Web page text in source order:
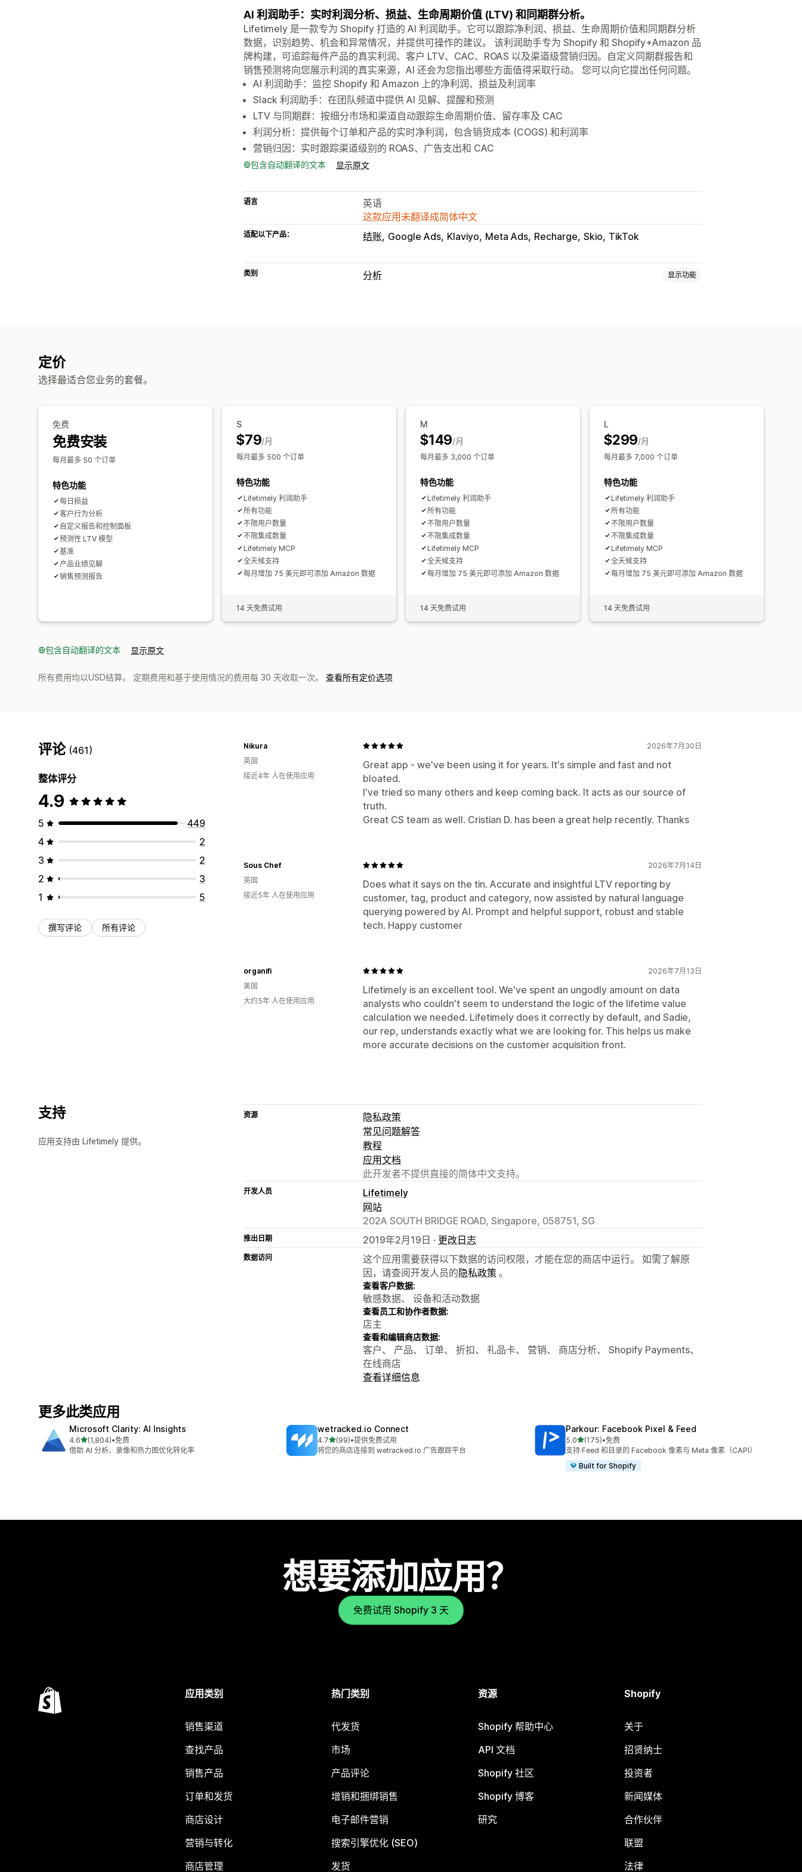
AI 利润助手：实时利润分析、损益、生命周期价值 (LTV) 和同期群分析。
Lifetimely 是一款专为 Shopify 打造的 AI 利润助手。它可以跟踪净利润、损益、生命周期价值和同期群分析
数据，识别趋势、机会和异常情况，并提供可操作的建议。 该利润助手专为 Shopify 和 Shopify+Amazon 品
牌构建，可追踪每件产品的真实利润、客户 LTV、CAC、ROAS 以及渠道级营销归因。自定义同期群报告和
销售预测将向您展示利润的真实来源，AI 还会为您指出哪些方面值得采取行动。 您可以向它提出任何问题。
AI 利润助手：监控 Shopify 和 Amazon 上的净利润、损益及利润率
Slack 利润助手：在团队频道中提供 AI 见解、提醒和预测
LTV 与同期群：按细分市场和渠道自动跟踪生命周期价值、留存率及 CAC
利润分析：提供每个订单和产品的实时净利润，包含销货成本 (COGS) 和利润率
营销归因：实时跟踪渠道级别的 ROAS、广告支出和 CAC
包含自动翻译的文本 显示原文
语言
英语
这款应用未翻译成简体中文
适配以下产品： 结账 Google Ads Klaviyo Meta Ads Recharge Skio TikTok
类别 分析 显示功能
自定义控制面板 自定义报告
预测 报告安排
定价
选择最适合您业务的套餐。
免费
免费安装
每月最多 50 个订单
特色功能
每日损益
客户行为分析
自定义报告和控制面板
预测性 LTV 模型
基准
产品业绩见解
销售预测报告
S
$79/月
每月最多 500 个订单
特色功能
Lifetimely 利润助手
所有功能
不限用户数量
不限集成数量
Lifetimely MCP
全天候支持
每月增加 75 美元即可添加 Amazon 数据
14 天免费试用
M
$149/月
每月最多 3,000 个订单
特色功能
Lifetimely 利润助手
所有功能
不限用户数量
不限集成数量
Lifetimely MCP
全天候支持
每月增加 75 美元即可添加 Amazon 数据
14 天免费试用
L
$299/月
每月最多 7,000 个订单
特色功能
Lifetimely 利润助手
所有功能
不限用户数量
不限集成数量
Lifetimely MCP
全天候支持
每月增加 75 美元即可添加 Amazon 数据
14 天免费试用
包含自动翻译的文本 显示原文
所有费用均以USD结算。 定期费用和基于使用情况的费用每 30 天收取一次。 查看所有定价选项
评论 (461)
整体评分
4.9
5
449
4
2
3
2
2
3
1
5
撰写评论 所有评论
2026年7月30日
Great app - we've been using it for years. It's simple and fast and not
bloated.
I've tried so many others and keep coming back. It acts as our source of
truth.
Great CS team as well. Cristian D. has been a great help recently. Thanks
Nikura
英国
接近4年 人在使用应用
2026年7月14日
Does what it says on the tin. Accurate and insightful LTV reporting by
customer, tag, product and category, now assisted by natural language
querying powered by AI. Prompt and helpful support, robust and stable
tech. Happy customer
Sous Chef
英国
接近5年 人在使用应用
2026年7月13日
Lifetimely is an excellent tool. We've spent an ungodly amount on data
analysts who couldn't seem to understand the logic of the lifetime value
calculation we needed. Lifetimely does it correctly by default, and Sadie,
our rep, understands exactly what we are looking for. This helps us make
more accurate decisions on the customer acquisition front.
organifi
美国
大约5年 人在使用应用
支持
应用支持由 Lifetimely 提供。
资源
隐私政策
常见问题解答
教程
应用文档
此开发者不提供直接的简体中文支持。
开发人员
Lifetimely
网站
202A SOUTH BRIDGE ROAD, Singapore, 058751, SG
推出日期 2019年2月19日 · 更改日志
数据访问
这个应用需要获得以下数据的访问权限，才能在您的商店中运行。 如需了解原
因，请查阅开发人员的隐私政策 。
查看客户数据:
敏感数据、 设备和活动数据
查看员工和协作者数据:
店主
查看和编辑商店数据:
客户、 产品、 订单、 折扣、 礼品卡、 营销、 商店分析、 Shopify Payments、
在线商店
查看详细信息
更多此类应用
Microsoft Clarity: AI Insights
4.6星（满分 5 星）
(1,804)
总共 1804 条评论
•免费
借助 AI 分析、录像和热力图优化转化率
wetracked.io Connect
4.7星（满分 5 星）
(99)
总共 99 条评论
•提供免费试用
将您的商店连接到 wetracked.io 广告跟踪平台
Parkour: Facebook Pixel & Feed
5.0星（满分 5 星）
(175)
总共 175 条评论
•免费
支持 Feed 和目录的 Facebook 像素与 Meta 像素（CAPI）
Built for Shopify
想要添加应用？
免费试用 Shopify 3 天
应用类别
销售渠道
查找产品
销售产品
订单和发货
商店设计
营销与转化
商店管理
热门类别
代发货
市场
产品评论
增销和捆绑销售
电子邮件营销
搜索引擎优化 (SEO)
发货
资源
Shopify 帮助中心
API 文档
Shopify 社区
Shopify 博客
研究
Shopify
关于
招贤纳士
投资者
新闻媒体
合作伙伴
联盟
法律